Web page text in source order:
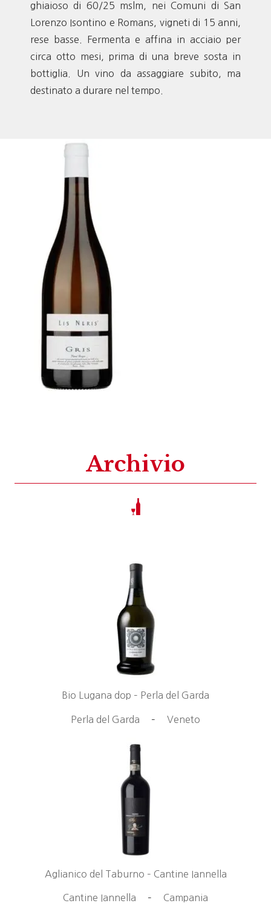
ghiaioso di 60/25 mslm, nei Comuni di San
Lorenzo Isontino e Romans, vigneti di 15 anni,
rese basse. Fermenta e affina in acciaio per
circa otto mesi, prima di una breve sosta in
bottiglia. Un vino da assaggiare subito, ma
destinato a durare nel tempo.
Archivio
Bio Lugana dop – Perla del Garda
Perla del Garda – Veneto
Aglianico del Taburno – Cantine Iannella
Cantine Iannella – Campania